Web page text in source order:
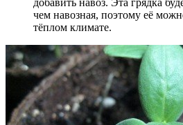
добавить навоз. Эта грядка
чем навозная, поэтому её
тёплом климате.